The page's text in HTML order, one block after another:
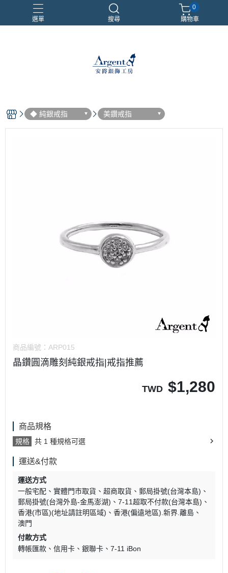
選單 搜尋
扁鍊 照片項鍊
0
購物車
◆ 純銀戒指 美鑽戒指
商品編號： ARP015
晶鑽圓滴雕刻純銀戒指|戒指推薦
TWD $1,280
商品規格
規格 共 1 種規格可選
運送&付款
運送方式
一般宅配
實體門市取貨 超商取貨
郵局掛號(台灣本島)
郵局掛號(台灣外島-金馬澎湖)
7-11超取不付款(台灣本島)
香港(市區)(地址請註明區域)
香港(偏遠地區).新界.離島
澳門
付款方式
轉帳匯款
信用卡 銀聯卡 7-11 iBon